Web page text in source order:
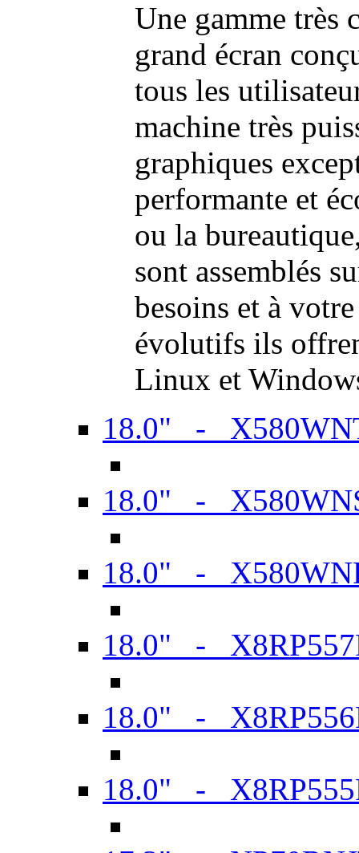
Une gamme très
grand écran
tous les
machine très
graphiques
performante et
ou la
sont assemblés
besoins et à
évolutifs ils
Linux et
18.0" -
18.0" -
18.0" -
18.0" -
18.0" -
18.0" -